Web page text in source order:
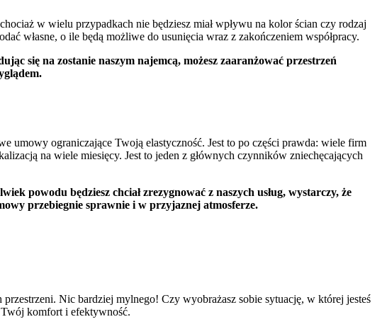
w wielu przypadkach nie będziesz miał wpływu na kolor ścian czy rodzaj
własne, o ile będą możliwe do usunięcia wraz z zakończeniem współpracy.
się na zostanie naszym najemcą, możesz zaaranżować przestrzeń
umowy ograniczające Twoją elastyczność. Jest to po części prawda: wiele firm
na wiele miesięcy. Jest to jeden z głównych czynników zniechęcających
powodu będziesz chciał zrezygnować z naszych usług, wystarczy, że
przebiegnie sprawnie i w przyjaznej atmosferze.
Nic bardziej mylnego! Czy wyobrażasz sobie sytuację, w której jesteś
Twój komfort i efektywność.